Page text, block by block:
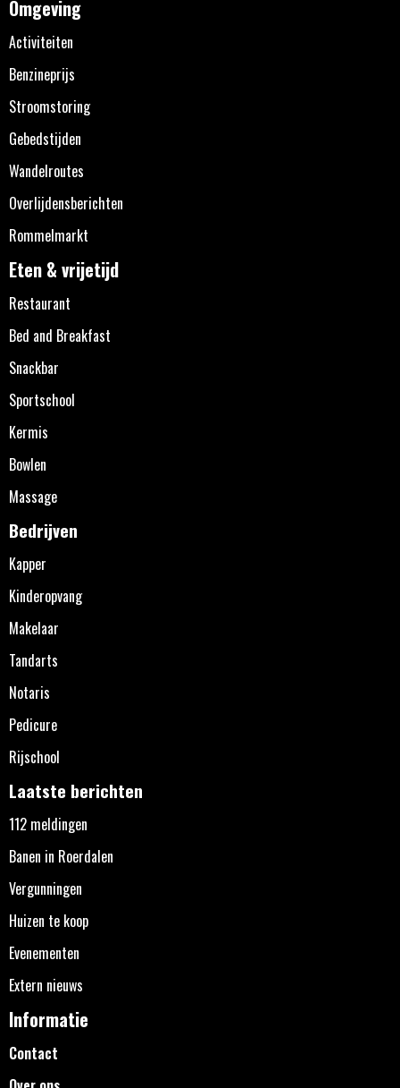
Omgeving
Activiteiten
Benzineprijs
Stroomstoring
Gebedstijden
Wandelroutes
Overlijdensberichten
Rommelmarkt
Eten & vrijetijd
Restaurant
Bed and Breakfast
Snackbar
Sportschool
Kermis
Bowlen
Massage
Bedrijven
Kapper
Kinderopvang
Makelaar
Tandarts
Notaris
Pedicure
Rijschool
Laatste berichten
112 meldingen
Banen in Roerdalen
Vergunningen
Huizen te koop
Evenementen
Extern nieuws
Informatie
Contact